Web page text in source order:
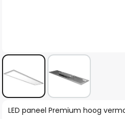
Ga
LED paneel Premium hoog